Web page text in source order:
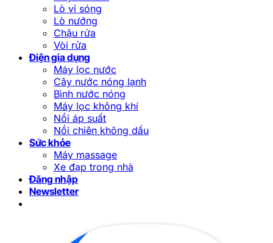
Lò vi sóng
Lò nướng
Chậu rửa
Vòi rửa
Điện gia dụng
Máy lọc nước
Cây nước nóng lạnh
Bình nước nóng
Máy lọc không khí
Nồi áp suất
Nồi chiên không dầu
Sức khỏe
Máy massage
Xe đạp trong nhà
Đăng nhập
Newsletter